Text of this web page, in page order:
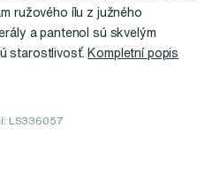
ružového ílu z južného
a pantenol sú skvelým
starostlivosť. Kompletní popis
LS336057